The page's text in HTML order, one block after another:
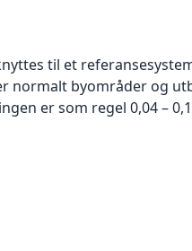
til et
byområder og
er som regel 0,04 –